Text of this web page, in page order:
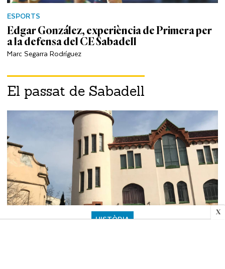
X
ESPORTS
Edgar González, experiència de Primera per
a la defensa del CE Sabadell
Marc Segarra Rodríguez
El passat de Sabadell
HISTÒRIA